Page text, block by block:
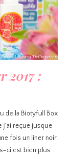
2017 :
de la Biotyfull Box
j’ai reçue jusque
fois un liner noir.
ci est bien plus